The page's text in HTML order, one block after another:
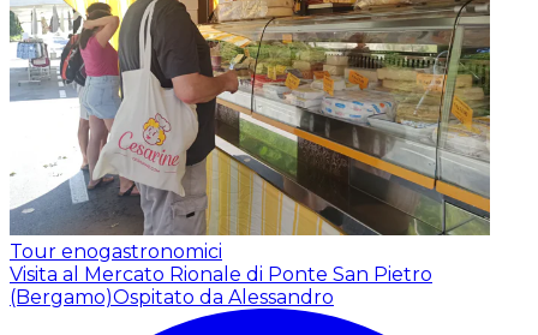
Tour enogastronomici
Visita al Mercato Rionale di Ponte San Pietro
(Bergamo)Ospitato da Alessandro